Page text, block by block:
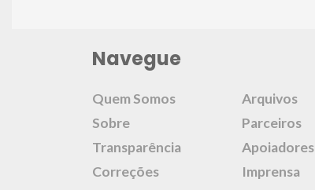
Navegue
Quem Somos
Sobre
Transparência
Correções
Arquivos
Parceiros
Apoiadores
Imprensa